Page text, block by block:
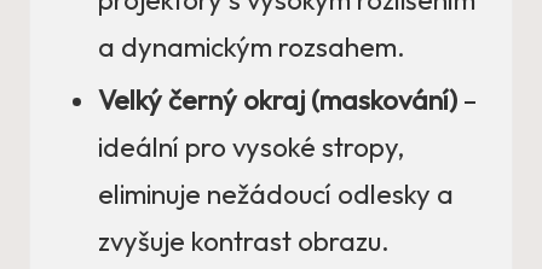
a dynamickým rozsahem.
Velký černý okraj (maskování) –
ideální pro vysoké stropy,
eliminuje nežádoucí odlesky a
zvyšuje kontrast obrazu.